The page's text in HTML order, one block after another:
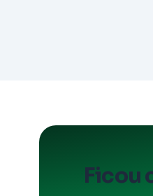
Ficou